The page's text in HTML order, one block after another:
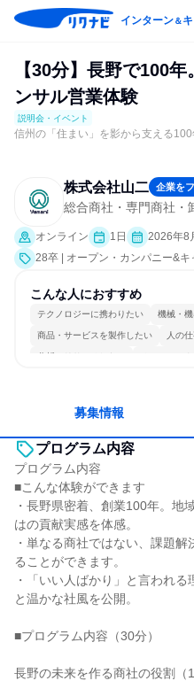
インターン＆
【30分】長野で100
ンサル営業体験
説明会・イベント
信州の「住まい」を影から支える
株式会社山二 企業を
総合商社・専門商社・
オンライン 1日
2026年8
28卒 | オープン・カンパニー&
こんな人におすすめ
テクノロジーに携わりたい 機械・
商品・サービスを製作したい 人の
分析・リサーチしたい チームワー
募集情報
プログラム内容
プログラム内容
■こんな体験ができます
・長野県密着、創業100年。地
はの貢献実感を体感。
・単なる商社ではない、課題
ることができます。
・「いい人ばかり」と言われ
と温かな社風を公開。
■プログラム内容（30分）
長野の未来を作る商社の役割（